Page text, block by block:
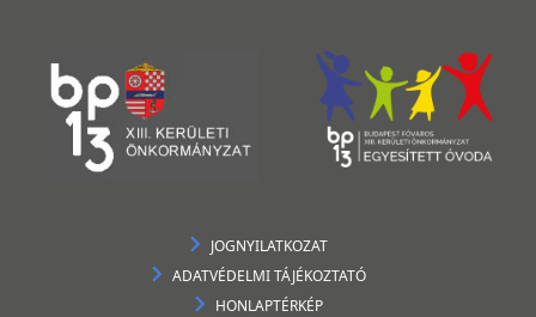
JOGNYILATKOZAT
ADATVÉDELMI TÁJÉKOZTATÓ
HONLAPTÉRKÉP